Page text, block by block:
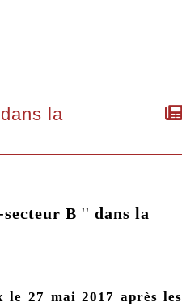
la
B '' dans la
le 27 mai 2017 après les